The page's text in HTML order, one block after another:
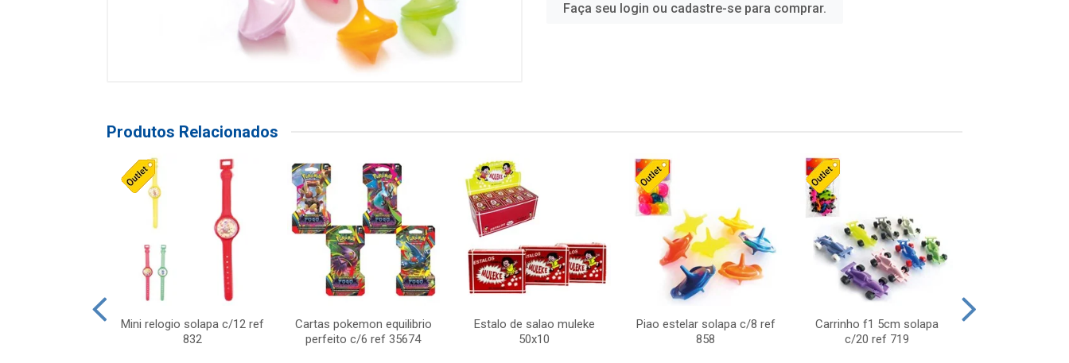
Faça seu login ou cadastre-se para comprar.
Produtos Relacionados
Mini relogio solapa c/12 ref
832
Cartas pokemon equilibrio
perfeito c/6 ref 35674
Estalo de salao muleke
50x10
Piao estelar solapa c/8 ref
858
Carrinho f1 5cm solapa
c/20 ref 719